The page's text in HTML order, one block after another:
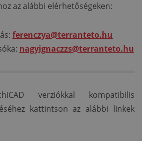
az alábbi elérhetőségeken:
ferenczya@terranteto.hu
nagyignaczzs@terranteto.hu
verziókkal kompatibilis
kattintson az alábbi linkek